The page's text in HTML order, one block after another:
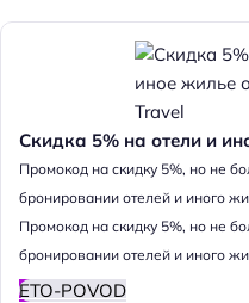
Скидка 5% на отели и
Промокод на скидку 5%, но не
бронировании отелей и иного
Промокод на скидку 5%, но не
бронировании отелей и иного
ETO-POVOD